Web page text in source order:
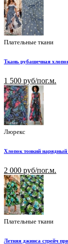
Плательные ткани
Ткань рубашечная
1 500 руб/пог.м.
Люрекс
Хлопок тонкий
2 000 руб/пог.м.
Плательные ткани
Летняя джинса стрейч